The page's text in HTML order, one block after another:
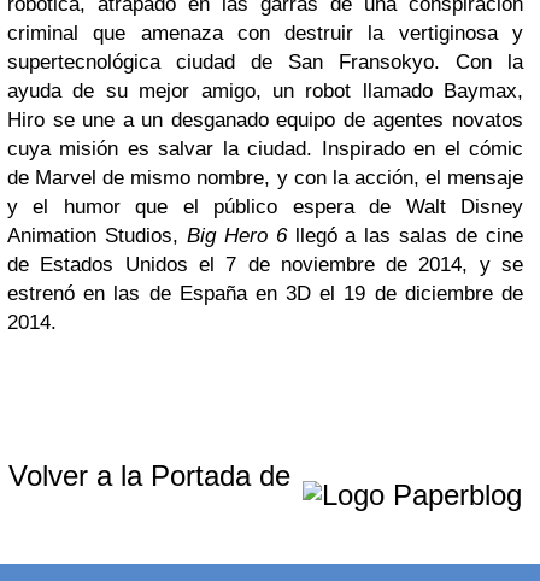
criminal que amenaza con destruir la vertiginosa y
supertecnológica ciudad de San Fransokyo. Con la
ayuda de su mejor amigo, un robot llamado Baymax,
Hiro se une a un desganado equipo de agentes novatos
cuya misión es salvar la ciudad. Inspirado en el cómic
de Marvel de mismo nombre, y con la acción, el mensaje
y el humor que el público espera de Walt Disney
Animation Studios, Big Hero 6llegó a las salas de cine
de Estados Unidos el 7 de noviembre de 2014, y se
estrenó en las de España en 3D el 19 de diciembre de
2014.
Volver a la Portada de